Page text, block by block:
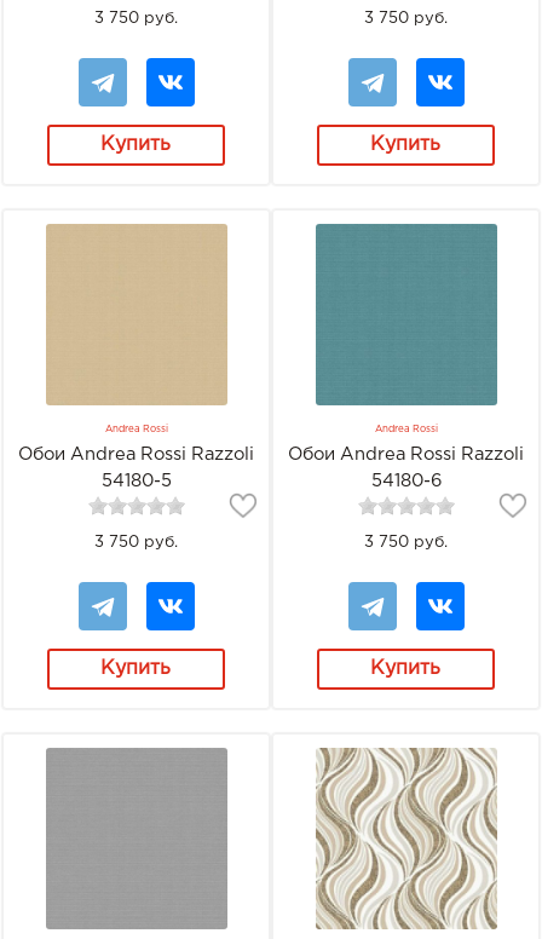
3 750 руб.
Купить
3 750 руб.
Купить
Andrea Rossi
Обои Andrea Rossi Razzoli
54180-5
3 750 руб.
Купить
Andrea Rossi
Обои Andrea Rossi Razzoli
54180-6
3 750 руб.
Купить